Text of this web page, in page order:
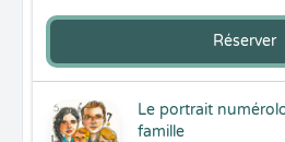
Réserver
Le portrait
famille